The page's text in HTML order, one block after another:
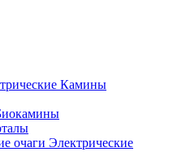
Камины
Электрические